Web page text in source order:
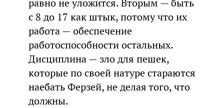
равно не уложится. Вторым — быть
с 8 до 17 как штык, потому что их
работа — обеспечение
работоспособности остальных.
Дисциплина — зло для пешек,
которые по своей натуре стараются
наебать Ферзей, не делая того, что
должны.